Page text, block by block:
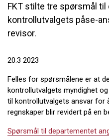
FKT stilte tre spørsmål
kontrollutvalgets påse-
revisor.
20.3 2023
Felles for spørsmålene er at
kontrollutvalgets myndighet
til kontrollutvalgets ansvar for
regnskaper blir revidert på en
Spørsmål til departementet